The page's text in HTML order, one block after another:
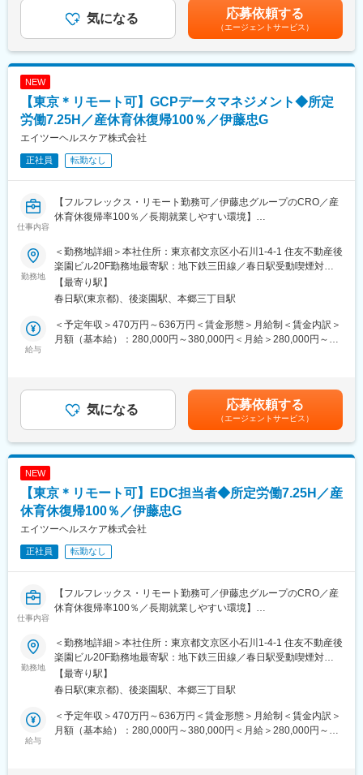
派遣先によって複数領域の試験を同時に担当できたり、プロトコ
ールの作成段階から携われたり、試験のマネジメントに関われた
ものがほとんどです。
入社後はあなたの希望を伺った上で派遣先を決定しますので、興
味のある領域ややってみたいこと、遠慮なく仰ってください。
＜クライアント先について＞
派遣先を選ぶのはあなた自身ですので、数ある案件の中からご自
身のキャリアパスにあった派遣先をマッチングします。
■サポート体制：
・充実したメンター制度
経験豊富なマネージャーが専任のメンターとして担当します。あ
なたの味方になり、仕事やキャリアのこと、プライベートのこ
・研修体制
※現在すべての研修をオンラインで実施しており、後日の動画聴講
も可能です。
アクセライズには育休後復職している女性マネージャーが複数在
もちろん、育児・介護支援のための各種制度も充実しています。
男性社員の育休取得実績もあります。
・平均残業時間は10時間程と、ワークライフバランスを充実させ
て働くことができます。
給与補足＞・経験、能力を考慮の上、決定いたします。・賞与
（6・12月）・昇給（年1回）の評価は原則的に派遣先の評価を参
考にします。賃金はあくまでも目安の金額であり、選考を通じて
上下する可能性があります。月給(月額)は固定手当を含めた表記で
す。
気になる 応募依頼する
（エージェントサービス）
NEW
【東京＊リモート可】GCPデータマネジメント◆所定
労働7.25H／産休育休復帰100％／伊藤忠G
エイツーヘルスケア株式会社
正社員 転勤なし
仕事内容
【フルフレックス・リモート勤務可／伊藤忠グループのCRO／産
休育休復帰率100％／長期就業しやすい環境】
【業務内容】
今回は、グローバルとeClinicalに強いフルサービスCRO（医薬
品・医療機器開発業務受託機関）である当社において、データマ
ネジメント業務全般をお任せします。
【業務詳細】
■各種計画書・手順書の作成・レビュー(DMP、eCRF、各種チェ
データベースロック 等)
■多様なデータのデータ収集・管理プロセスの検討 等
バランスを重視する社風です。
【当社の強み】
応できることが必須となっています。英語でコミュニケーション
バル･スタディ経験のあるスタッフが350名を超え、さらなるグロ
ーバル対応力強化のために社内研修プログラムの充実を図ってい
するモニタリング部門を設け、CTMSやeTMFをサポートする
IH（In-House）-CRAも配置しています。
■クライアントのご要望に応じて、アジア各国での開発に関する戦
場調査等の薬事関連業務をサポートいたします。また、海外現地
法人を通じて、モニタリング等の治験業務も提供いたします。
勤務地
＜勤務地詳細＞本社住所：東京都文京区小石川1-4-1 住友不動産後
楽園ビル20F勤務地最寄駅：地下鉄三田線／春日駅受動喫煙対
策：屋内全面禁煙変更の範囲：会社の定める事業所（リモートワ
ーク含む）
【最寄り駅】
春日駅(東京都)、後楽園駅、本郷三丁目駅
給与
＜予定年収＞470万円～636万円＜賃金形態＞月給制＜賃金内訳＞
月額（基本給）：280,000円～380,000円＜月給＞280,000円～
の場合：年収520万円～700万円賃金はあくまでも目安の金額であ
り、選考を通じて上下する可能性があります。月給(月額)は固定手
当を含めた表記です。
気になる 応募依頼する
（エージェントサービス）
NEW
【東京＊リモート可】EDC担当者◆所定労働7.25H／産
休育休復帰100％／伊藤忠G
エイツーヘルスケア株式会社
正社員 転勤なし
仕事内容
【フルフレックス・リモート勤務可／伊藤忠グループのCRO／産
休育休復帰率100％／長期就業しやすい環境】
【業務内容】
今回は、グローバルとeClinicalに強いフルサービスCRO（医薬
品・医療機器開発業務受託機関）である当社において、EDCシス
テムの構築・運用保守業務全般をお任せします。
【業務詳細】
■各種計画書・手順書の作成・レビュー
勤務地
＜勤務地詳細＞本社住所：東京都文京区小石川1-4-1 住友不動産後
楽園ビル20F勤務地最寄駅：地下鉄三田線／春日駅受動喫煙対
策：屋内全面禁煙変更の範囲：会社の定める事業所（リモートワ
ーク含む）
【最寄り駅】
春日駅(東京都)、後楽園駅、本郷三丁目駅
給与
＜予定年収＞470万円～636万円＜賃金形態＞月給制＜賃金内訳＞
月額（基本給）：280,000円～380,000円＜月給＞280,000円～